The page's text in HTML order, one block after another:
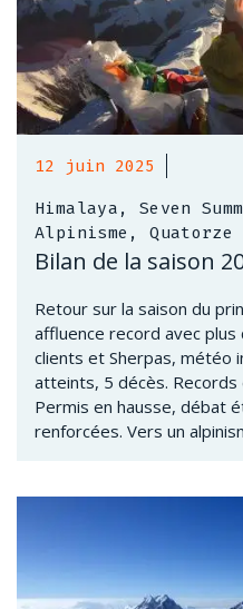
12 juin 2025
Himalaya, Seven
Alpinisme, Quatorze
Bilan de la saison
Retour sur la saison du
affluence record avec
clients et Sherpas, météo
atteints, 5 décès. Records
Permis en hausse, débat
renforcées. Vers un